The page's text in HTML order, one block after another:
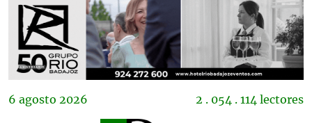
6 agosto 2026 2 . 054 . 114 lectores